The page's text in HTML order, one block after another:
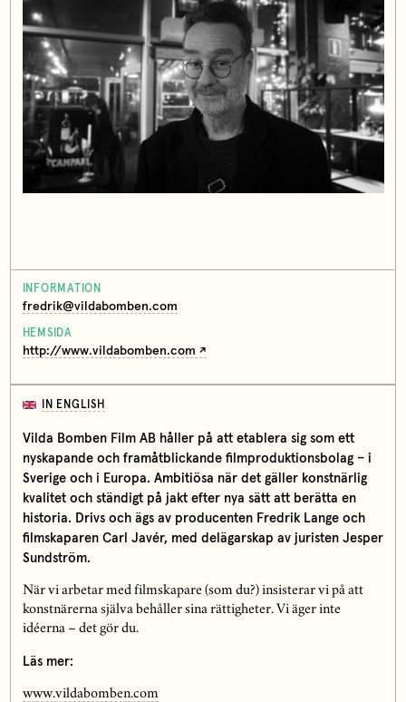
INFORMATION
fredrik@vildabomben.com
HEMSIDA
http://www.vildabomben.com
IN ENGLISH
Vilda Bomben Film AB håller på att etablera sig som ett
nyskapande och framåtblickande filmproduktionsbolag – i
Sverige och i Europa. Ambitiösa när det gäller konstnärlig
kvalitet och ständigt på jakt efter nya sätt att berätta en
historia. Drivs och ägs av producenten Fredrik Lange och
filmskaparen Carl Javér, med delägarskap av juristen Jesper
Sundström.
När vi arbetar med filmskapare (som du?) insisterar vi på att
konstnärerna själva behåller sina rättigheter. Vi äger inte
idéerna – det gör du.
Läs mer:
www.vildabomben.com